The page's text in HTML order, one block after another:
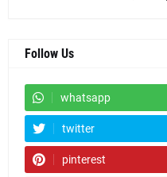
Follow Us
whatsapp
twitter
pinterest